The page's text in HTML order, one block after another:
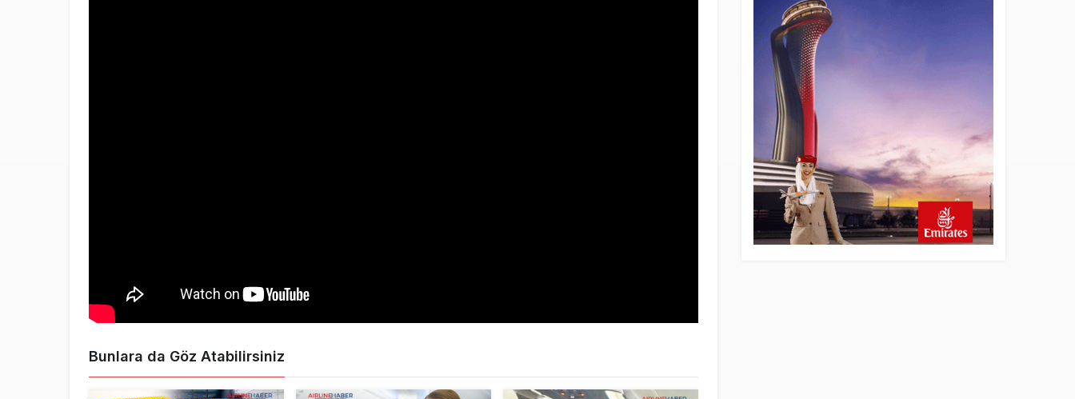
Bunlara da Göz Atabilirsiniz
aldanma! Yazıcıoğlu Kazası
19 yıl sonra sil baştan SHGM
yönetiminin hiç mi kusuru
yok?